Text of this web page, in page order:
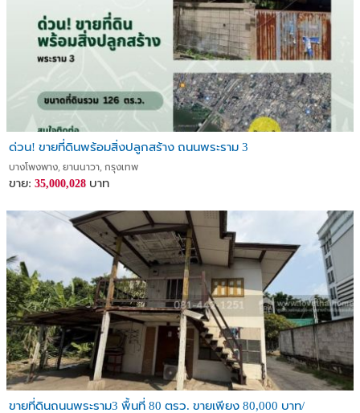
ด่วน! ขายที่ดินพร้อมสิ่งปลูกสร้าง ถนนพระราม 3
บางโพงพาง, ยานนาวา, กรุงเทพ
ขาย: 35,000,028 บาท
ขายที่ดินถนนพระราม3 พื้นที่ 80 ตรว. ขายเพียง 80,000 บาท/